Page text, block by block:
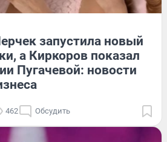
запустила новый
а Киркоров показал
Пугачевой: новости
462 Обсудить